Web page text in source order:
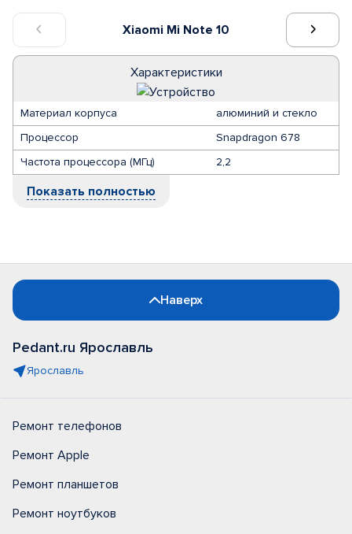
Xiaomi Mi Note 10
Характеристики
Материал корпуса
алюминий и стекло
Процессор
Snapdragon 678
Частота процессора (МГц)
2,2
Показать полностью
Наверх
Pedant.ru Ярославль
Ярославль
Ремонт телефонов
Ремонт Apple
Ремонт планшетов
Ремонт ноутбуков